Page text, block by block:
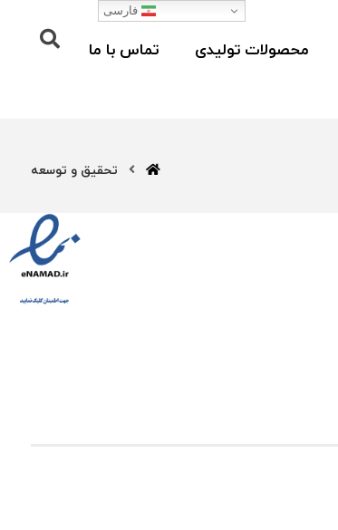
محصولات تولیدی تماس با ما
تحقیق و توسعه
فارسی